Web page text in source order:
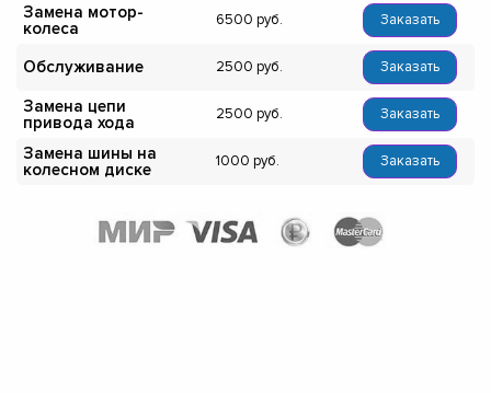
Замена мотор-
колеса
6500 Заказать
Обслуживание 2500 Заказать
Замена цепи
привода хода
2500 Заказать
Замена шины на
колесном диске
1000 Заказать